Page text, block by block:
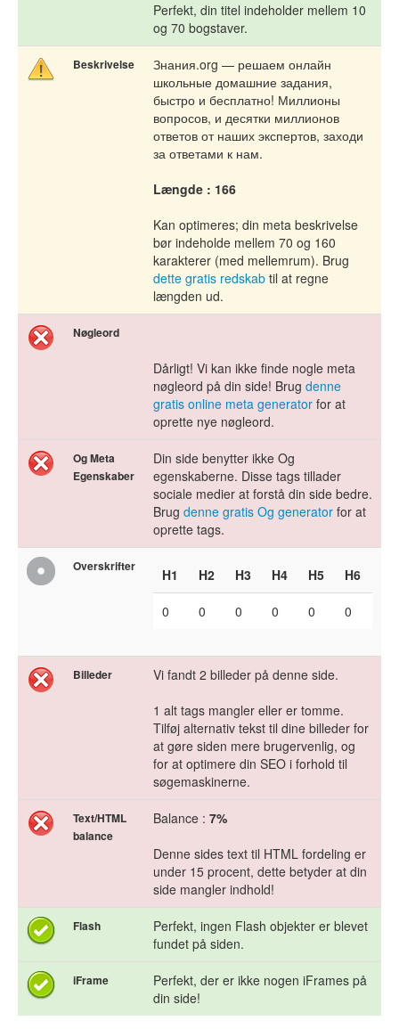
Perfekt, din titel indeholder mellem 10
og 70 bogstaver.
Beskrivelse
Знания.org — решаем онлайн
школьные домашние задания,
быстро и бесплатно! Миллионы
вопросов, и десятки миллионов
ответов от наших экспертов, заходи
за ответами к нам.
Længde : 166
Kan optimeres; din meta beskrivelse
bør indeholde mellem 70 og 160
karakterer (med mellemrum). Brug
dette gratis redskab til at regne
længden ud.
Nøgleord
Dårligt! Vi kan ikke finde nogle meta
nøgleord på din side! Brug denne
gratis online meta generator for at
oprette nye nøgleord.
Og Meta
Egenskaber
Din side benytter ikke Og
egenskaberne. Disse tags tillader
sociale medier at forstå din side bedre.
Brug denne gratis Og generator for at
oprette tags.
Overskrifter H1 H2 H3 H4 H5 H6
0 0 0 0 0 0
Billeder
Vi fandt 2 billeder på denne side.
1 alt tags mangler eller er tomme.
Tilføj alternativ tekst til dine billeder for
at gøre siden mere brugervenlig, og
for at optimere din SEO i forhold til
søgemaskinerne.
Text/HTML
balance
Balance : 7%
Denne sides text til HTML fordeling er
under 15 procent, dette betyder at din
side mangler indhold!
Flash
Perfekt, ingen Flash objekter er blevet
fundet på siden.
iFrame
Perfekt, der er ikke nogen iFrames på
din side!